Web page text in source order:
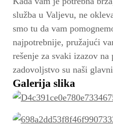
služba u Valjevu, ne
smo tu da vam
najpotrebnije, pružajući
rešenje za svaki izazov na
zadovoljstvo su naši
Galerija slika